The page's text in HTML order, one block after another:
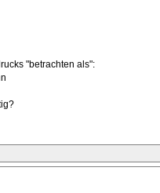
"betrachten als":